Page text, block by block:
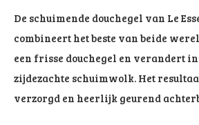
De schuimende douchegel van Le
combineert het beste van beide
een frisse douchegel en verandert
zijdezachte schuimwolk. Het
verzorgd en heerlijk geurend